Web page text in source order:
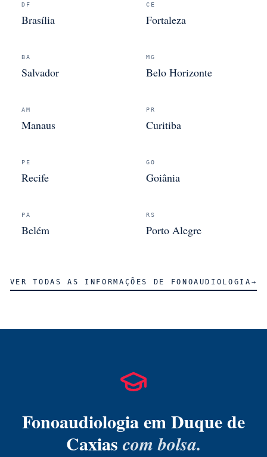
DF
Brasília
CE
Fortaleza
BA
Salvador
MG
Belo Horizonte
AM
Manaus
PR
Curitiba
PE
Recife
GO
Goiânia
PA
Belém
RS
Porto Alegre
VER TODAS AS INFORMAÇÕES DE FONOAUDIOLOGIA →
FonoaudiologiaemDuque de
Caxias com bolsa.